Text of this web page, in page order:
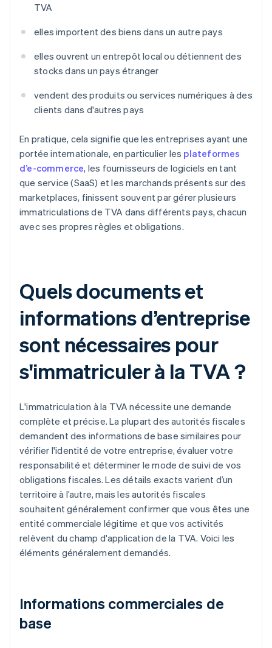
TVA
elles importent des biens dans un autre pays
elles ouvrent un entrepôt local ou détiennent des
stocks dans un pays étranger
vendent des produits ou services numériques à des
clients dans d'autres pays
En pratique, cela signifie que les entreprises ayant une
portée internationale, en particulier les plateformes
d’e-commerce, les fournisseurs de logiciels en tant
que service (SaaS) et les marchands présents sur des
marketplaces, finissent souvent par gérer plusieurs
immatriculations de TVA dans différents pays, chacun
avec ses propres règles et obligations.
Quels documents et
informations d’entreprise
sont nécessaires pour
s'immatriculer à la TVA ?
L'immatriculation à la TVA nécessite une demande
complète et précise. La plupart des autorités fiscales
demandent des informations de base similaires pour
vérifier l'identité de votre entreprise, évaluer votre
responsabilité et déterminer le mode de suivi de vos
obligations fiscales. Les détails exacts varient d’un
territoire à l’autre, mais les autorités fiscales
souhaitent généralement confirmer que vous êtes une
entité commerciale légitime et que vos activités
relèvent du champ d'application de la TVA. Voici les
éléments généralement demandés.
Informations commerciales de
base